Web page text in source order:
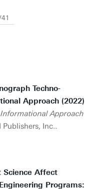
Techno-
Approach (2022)
Approach
Inc..
Science Affect
Programs: